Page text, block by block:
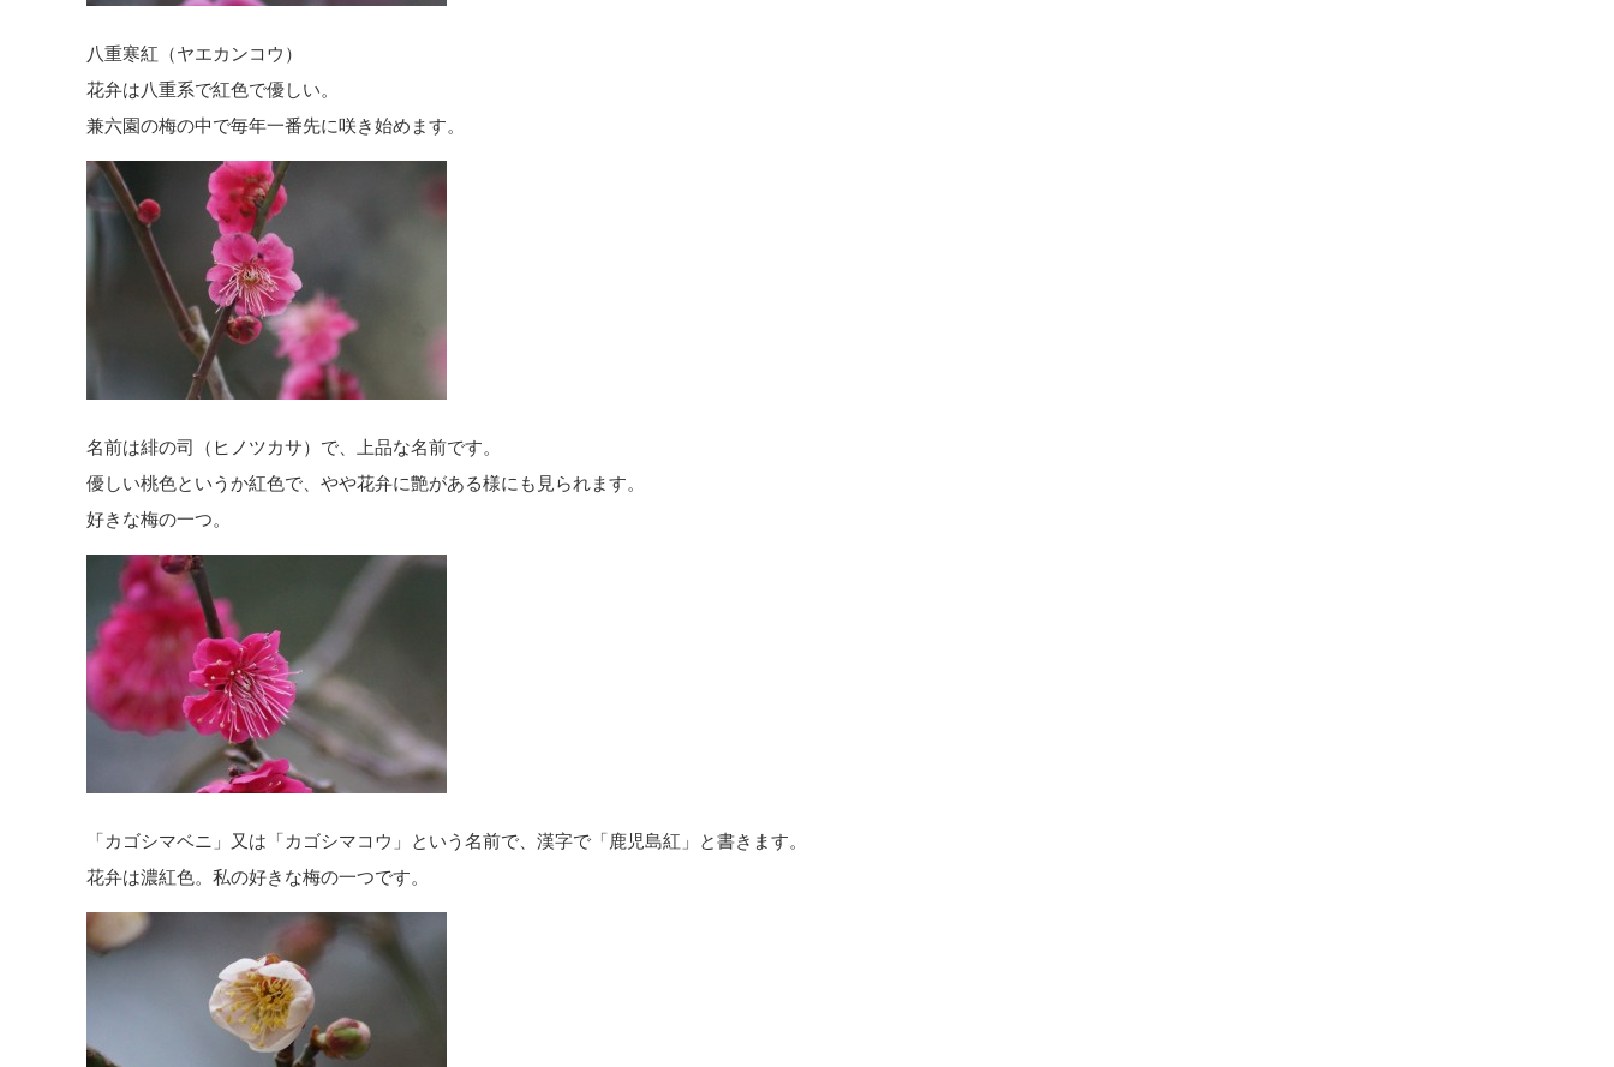
八重寒紅（ヤエカンコウ）
花弁は八重系で紅色で優しい。
兼六園の梅の中で毎年一番先に咲き始めます。
名前は緋の司（ヒノツカサ）で、上品な名前です。
優しい桃色というか紅色で、やや花弁に艶がある様にも見られます。
好きな梅の一つ。
「カゴシマベニ」又は「カゴシマコウ」という名前で、漢字で「鹿児島紅」と書きます。
花弁は濃紅色。私の好きな梅の一つです。